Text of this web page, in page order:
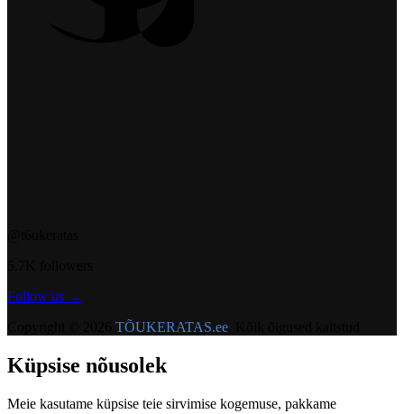
Follow us →
TÕUKERATAS.ee
Küpsise nõusolek
Meie kasutame küpsise teie sirvimise kogemuse, pakkame